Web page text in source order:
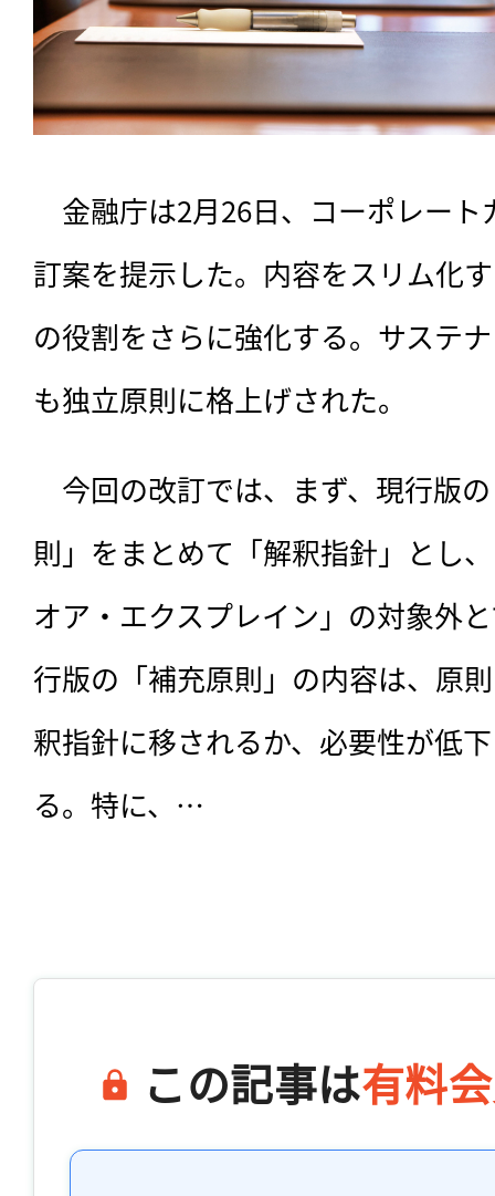
金融庁は2月26日、コーポレート
訂案を提示した。内容をスリム化
の役割をさらに強化する。サステ
も独立原則に格上げされた。
今回の改訂では、まず、現行版
則」をまとめて「解釈指針」とし
オア・エクスプレイン」の対象外
行版の「補充原則」の内容は、原
釈指針に移されるか、必要性が低
る。特に、…
この記事は有料